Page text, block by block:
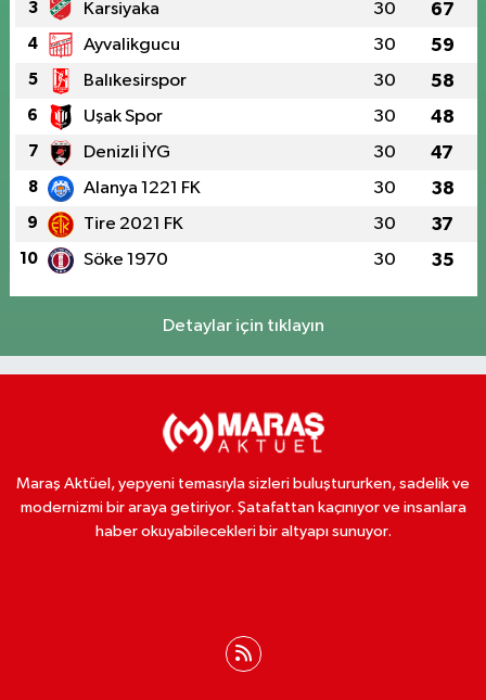
3 Karsiyaka 30 67
4 Ayvalikgucu 30 59
5 Balıkesirspor 30 58
6 Uşak Spor 30 48
7 Denizli İYG 30 47
8 Alanya 1221 FK 30 38
9 Tire 2021 FK 30 37
10 Söke 1970 30 35
Detaylar için tıklayın
Maraş Aktüel, yepyeni temasıyla sizleri buluştururken, sadelik ve
modernizmi bir araya getiriyor. Şatafattan kaçınıyor ve insanlara
haber okuyabilecekleri bir altyapı sunuyor.